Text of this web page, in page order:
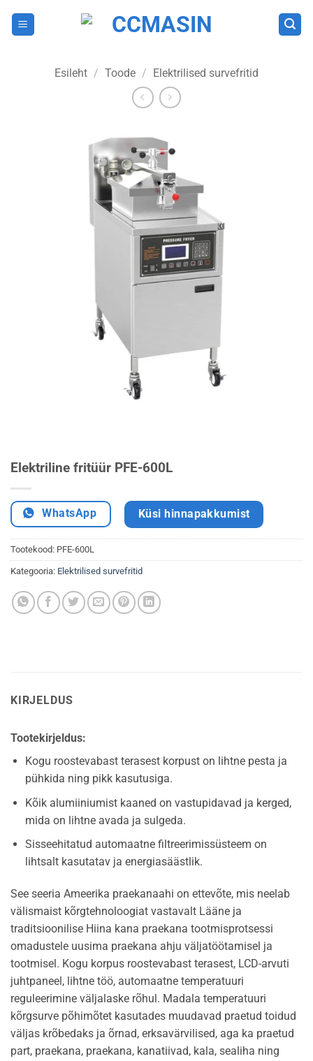
Esileht / Toode / Elektrilised survefritid
Elektriline fritüür PFE-600L
WhatsApp Küsi hinnapakkumist
Tootekood: PFE-600L
Kategooria: Elektrilised survefritid
KIRJELDUS
Tootekirjeldus:
Kogu roostevabast terasest korpust on lihtne pesta ja
pühkida ning pikk kasutusiga.
Kõik alumiiniumist kaaned on vastupidavad ja kerged,
mida on lihtne avada ja sulgeda.
Sisseehitatud automaatne filtreerimissüsteem on
lihtsalt kasutatav ja energiasäästlik.
See seeria Ameerika praekanaahi on ettevõte, mis neelab
välismaist kõrgtehnoloogiat vastavalt Lääne ja
traditsioonilise Hiina kana praekana tootmisprotsessi
omadustele uusima praekana ahju väljatöötamisel ja
tootmisel. Kogu korpus roostevabast terasest, LCD-arvuti
juhtpaneel, lihtne töö, automaatne temperatuuri
reguleerimine väljalaske rõhul. Madala temperatuuri
kõrgsurve põhimõtet kasutades muudavad praetud toidud
väljas krõbedaks ja õrnad, erksavärvilised, aga ka praetud
part, praekana, praekana, kanatiivad, kala, sealiha ning